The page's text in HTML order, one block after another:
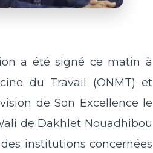
a été signé ce matin à
du Travail (ONMT) et
de Son Excellence le
de Dakhlet Nouadhibou
institutions concernées